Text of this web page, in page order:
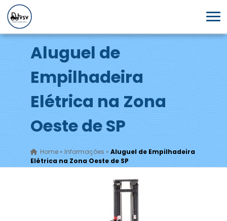
Aluguel de
Empilhadeira
Elétrica na Zona
Oeste de SP
Home» Informações » Aluguel de Empilhadeira
Elétrica na Zona Oeste de SP